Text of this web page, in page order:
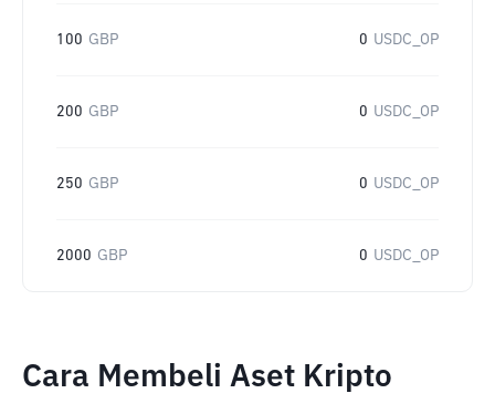
100 GBP 0 USDC_OP
200 GBP 0 USDC_OP
250 GBP 0 USDC_OP
2000 GBP 0 USDC_OP
Cara Membeli Aset Kripto